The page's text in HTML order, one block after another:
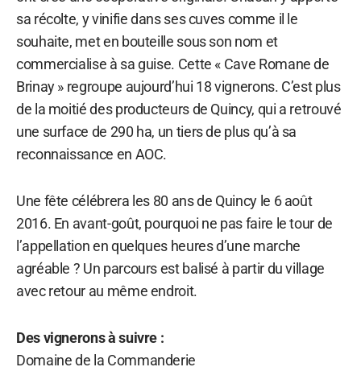
sa récolte, y vinifie dans ses cuves comme il le
souhaite, met en bouteille sous son nom et
commercialise à sa guise. Cette « Cave Romane de
Brinay » regroupe aujourd’hui 18 vignerons. C’est plus
de la moitié des producteurs de Quincy, qui a retrouvé
une surface de 290 ha, un tiers de plus qu’à sa
reconnaissance en AOC.
Une fête célébrera les 80 ans de Quincy le 6 août
2016. En avant-goût, pourquoi ne pas faire le tour de
l’appellation en quelques heures d’une marche
agréable ? Un parcours est balisé à partir du village
avec retour au même endroit.
Des vignerons à suivre :
Domaine de la Commanderie